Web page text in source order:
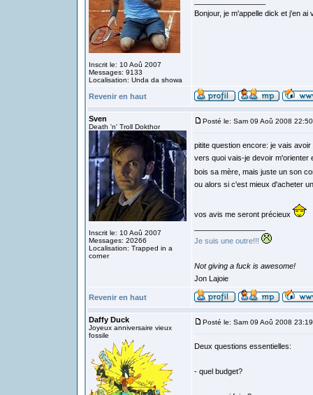
Inscrit le: 10 Aoû 2007
Messages: 9133
Localisation: Unda da showa
Bonjour, je m'appelle dick et j'en ai
Revenir en haut
Sven
Death 'n' Troll Dokthor
Inscrit le: 10 Aoû 2007
Messages: 20266
Localisation: Trapped in a
corner
Posté le: Sam 09 Aoû 2008 22:50
pitite question encore: je vais avoir
vers quoi vais-je devoir m'orienter
bois sa mère, mais juste un son
ou alors si c'est mieux d'acheter
vos avis me seront précieux
Je suis une outre!!!
Not giving a fuck is awesome!
Jon Lajoie
Revenir en haut
Daffy Duck
Joyeux anniversaire vieux
fossile
Posté le: Sam 09 Aoû 2008 23:19
Deux questions essentielles:
- quel budget?